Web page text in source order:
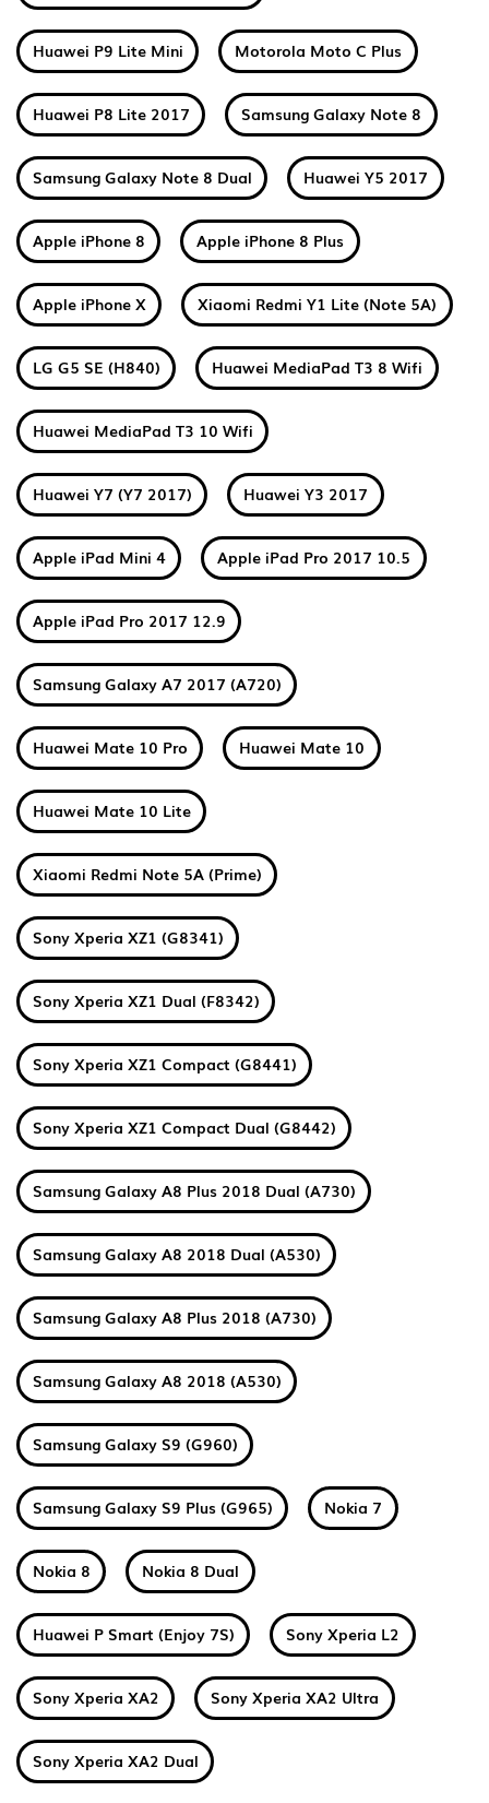
Huawei P9 Lite Mini Motorola Moto C Plus
Huawei P8 Lite 2017 Samsung Galaxy Note 8
Samsung Galaxy Note 8 Dual Huawei Y5 2017
Apple iPhone 8 Apple iPhone 8 Plus
Apple iPhone X Xiaomi Redmi Y1 Lite (Note 5A)
LG G5 SE (H840) Huawei MediaPad T3 8 Wifi
Huawei MediaPad T3 10 Wifi
Huawei Y7 (Y7 2017) Huawei Y3 2017
Apple iPad Mini 4 Apple iPad Pro 2017 10.5
Apple iPad Pro 2017 12.9
Samsung Galaxy A7 2017 (A720)
Huawei Mate 10 Pro Huawei Mate 10
Huawei Mate 10 Lite
Xiaomi Redmi Note 5A (Prime)
Sony Xperia XZ1 (G8341)
Sony Xperia XZ1 Dual (F8342)
Sony Xperia XZ1 Compact (G8441)
Sony Xperia XZ1 Compact Dual (G8442)
Samsung Galaxy A8 Plus 2018 Dual (A730)
Samsung Galaxy A8 2018 Dual (A530)
Samsung Galaxy A8 Plus 2018 (A730)
Samsung Galaxy A8 2018 (A530)
Samsung Galaxy S9 (G960)
Samsung Galaxy S9 Plus (G965) Nokia 7
Nokia 8 Nokia 8 Dual
Huawei P Smart (Enjoy 7S) Sony Xperia L2
Sony Xperia XA2 Sony Xperia XA2 Ultra
Sony Xperia XA2 Dual